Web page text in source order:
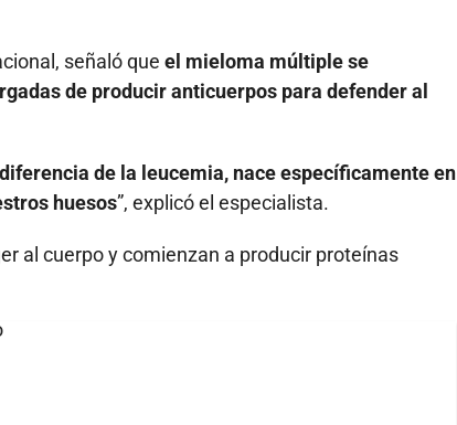
señaló que el mieloma múltiple se
de producir anticuerpos para defender al
de la leucemia, nace específicamente en
huesos”, explicó el especialista.
al cuerpo y comienzan a producir proteínas